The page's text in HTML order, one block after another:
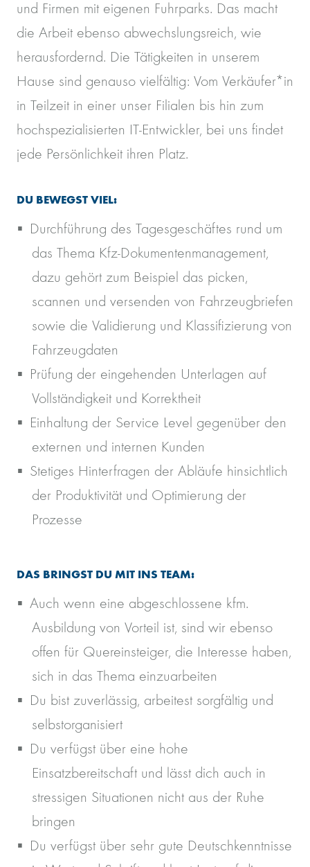
und Firmen mit eigenen Fuhrparks. Das macht
die Arbeit ebenso abwechslungsreich, wie
herausfordernd. Die Tätigkeiten in unserem
Hause sind genauso vielfältig: Vom Verkäufer*in
in Teilzeit in einer unser Filialen bis hin zum
hochspezialisierten IT-Entwickler, bei uns findet
jede Persönlichkeit ihren Platz.
DU BEWEGST VIEL:
Durchführung des Tagesgeschäftes rund um
das Thema Kfz-Dokumentenmanagement,
dazu gehört zum Beispiel das picken,
scannen und versenden von Fahrzeugbriefen
sowie die Validierung und Klassifizierung von
Fahrzeugdaten
Prüfung der eingehenden Unterlagen auf
Vollständigkeit und Korrektheit
Einhaltung der Service Level gegenüber den
externen und internen Kunden
Stetiges Hinterfragen der Abläufe hinsichtlich
der Produktivität und Optimierung der
Prozesse
DAS BRINGST DU MIT INS TEAM:
Auch wenn eine abgeschlossene kfm.
Ausbildung von Vorteil ist, sind wir ebenso
offen für Quereinsteiger, die Interesse haben,
sich in das Thema einzuarbeiten
Du bist zuverlässig, arbeitest sorgfältig und
selbstorganisiert
Du verfügst über eine hohe
Einsatzbereitschaft und lässt dich auch in
stressigen Situationen nicht aus der Ruhe
bringen
Du verfügst über sehr gute Deutschkenntnisse